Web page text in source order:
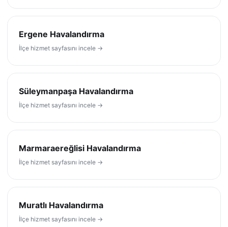
Ergene Havalandırma
İlçe hizmet sayfasını incele →
Süleymanpaşa Havalandırma
İlçe hizmet sayfasını incele →
Marmaraereğlisi Havalandırma
İlçe hizmet sayfasını incele →
Muratlı Havalandırma
İlçe hizmet sayfasını incele →